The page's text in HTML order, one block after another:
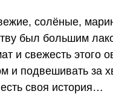
солёные,
был большим
и свежесть этого
и подвешивать за
своя история…